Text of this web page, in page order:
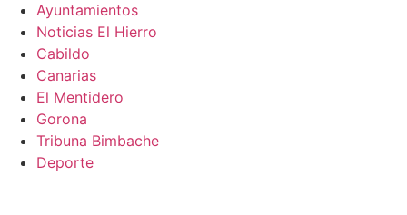
Ayuntamientos
Noticias El Hierro
Cabildo
Canarias
El Mentidero
Gorona
Tribuna Bimbache
Deporte